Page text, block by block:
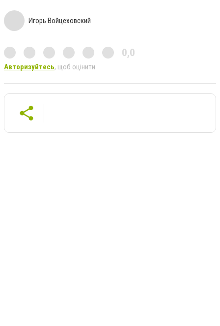
Игорь Войцеховский
0,0
Авторизуйтесь, щоб оцінити